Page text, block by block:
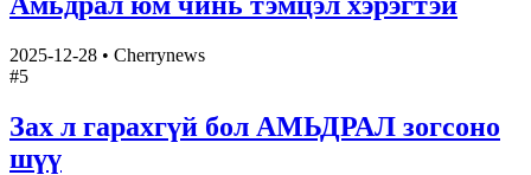
2025-12-28 • Cherrynews
#5
Зах л гарахгүй бол АМЬДРАЛ зогсоно
шүү